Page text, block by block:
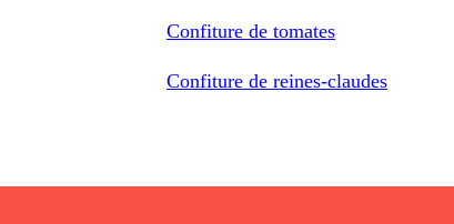
Confiture de tomates
Confiture de reines-claudes